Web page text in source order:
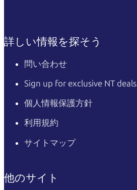
詳しい情報を探そう
問い合わせ
Sign up for exclusive NT deals
個人情報保護方針
利用規約
サイトマップ
他のサイト